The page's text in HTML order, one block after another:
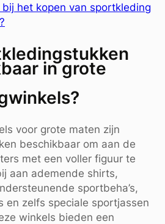
het kopen van sportkleding
in grote
voor grote maten zijn
beschikbaar om aan de
met een voller figuur te
aan ademende shirts,
sportbeha’s,
en zelfs speciale sportjassen
winkels bieden een